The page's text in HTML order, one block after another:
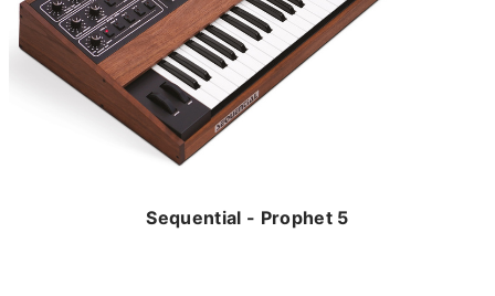
Sequential - Prophet 5